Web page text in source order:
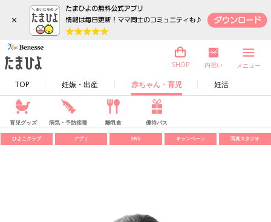
×
TOP 妊娠・出産 赤ちゃん・育児 妊活
SHOP 内祝い メニュー
育児グッズ 病気・予防接種 離乳食 優待パス
ひよこクラブ アプリ SNS キャンペーン 写真スタジオ